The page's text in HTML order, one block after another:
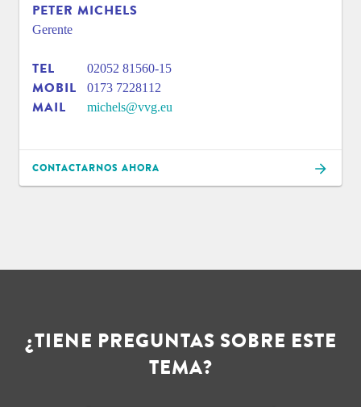
PETER MICHELS
Gerente
TEL 02052 81560-15
MOBIL 0173 7228112
MAIL michels@vvg.eu
CONTACTARNOS AHORA
¿TIENE PREGUNTAS SOBRE ESTE
TEMA?